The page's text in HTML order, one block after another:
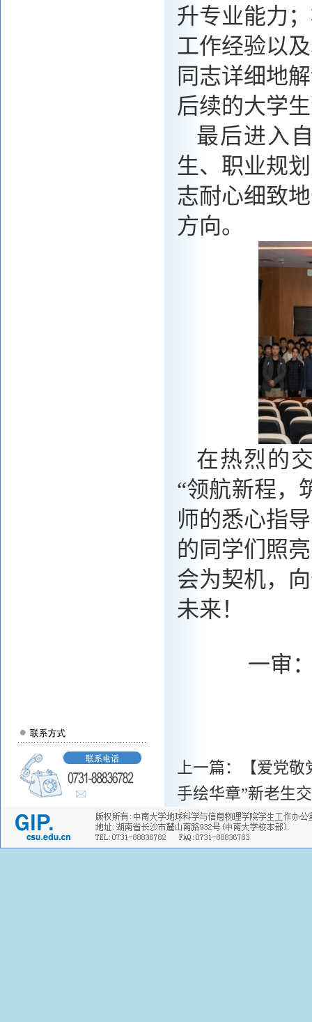
升专业能力
工作经验以
同志详细地
后续的大学
最后进入
生、职业规
志耐心细致
方向。
在热烈的
“领航新程，
师的悉心指
的同学们照
会为契机，
未来！
一审
上一篇：
【爱党
手绘华章”新老生